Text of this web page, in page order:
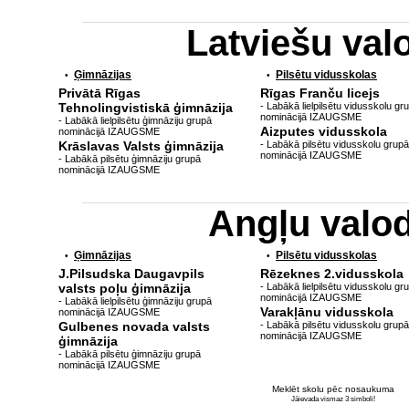
Latviešu
• Ģimnāzijas
Privātā Rīgas
Tehnolingvistiskā ģimnāzija
- Labākā lielpilsētu ģimnāziju grupā
nominācijā IZAUGSME
Krāslavas Valsts ģimnāzija
- Labākā pilsētu ģimnāziju grupā
nominācijā IZAUGSME
• Pilsētu vidusskolas
Rīgas Franču licejs
- Labākā lielpilsētu vidusskolu
nominācijā IZAUGSME
Aizputes vidusskola
- Labākā pilsētu vidusskolu grupā
nominācijā IZAUGSME
Angļu
• Ģimnāzijas
J.Pilsudska Daugavpils
valsts poļu ģimnāzija
- Labākā lielpilsētu ģimnāziju grupā
nominācijā IZAUGSME
Gulbenes novada valsts
ģimnāzija
- Labākā pilsētu ģimnāziju grupā
nominācijā IZAUGSME
• Pilsētu vidusskolas
Rēzeknes 2.vidusskola
- Labākā lielpilsētu vidusskolu
nominācijā IZAUGSME
Varakļānu vidusskola
- Labākā pilsētu vidusskolu grupā
nominācijā IZAUGSME
Meklēt skolu pēc nosaukuma
Jāievada vismaz 3 simboli!